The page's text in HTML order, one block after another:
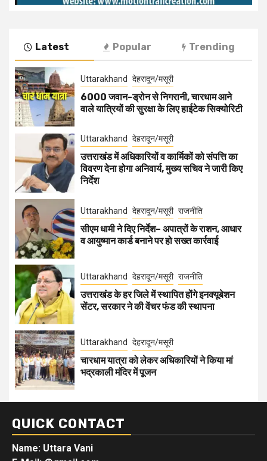
Latest Popular Trending
Uttarakhand देहरादून/मसूरी
6000 जवान-ड्रोन से निगरानी, चारधाम आने
वाले यात्रियों की सुरक्षा के लिए हाईटेक सिक्योरिटी
Uttarakhand देहरादून/मसूरी
उत्तराखंड में अधिकारियों व कार्मिकों को संपत्ति का
विवरण देना होगा अनिवार्य, मुख्य सचिव ने जारी किए
निर्देश
Uttarakhand देहरादून/मसूरी राजनीति
सीएम धामी ने दिए निर्देश– अपात्रों के राशन, आधार
व आयुष्मान कार्ड बनाने पर हो सख्त कार्रवाई
Uttarakhand देहरादून/मसूरी राजनीति
उत्तराखंड के हर जिले में स्थापित होंगे इनक्यूबेशन
सेंटर, सरकार ने की वेंचर फंड की स्थापना
Uttarakhand देहरादून/मसूरी
चारधाम यात्रा को लेकर अधिकारियों ने किया मां
भद्रकाली मंदिर में पूजन
QUICK CONTACT
Name: Uttara Vani